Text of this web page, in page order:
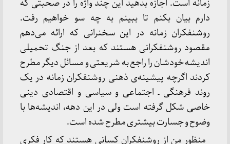
زمانه است. اجازه بدهید این چند واژه را در صحبتی که
دارم بیان بکنم تا ببینم به چه سو خواهیم رفت.
روشنفکران زمانه در این سخنرانی که ارائه می‌دهم
مقصود روشنفکرانی هستند که بعد از جنگ تحمیلی
اندیشه خودشان را راجع به شریعتی و مسائل دیگر مطرح
کردند اگرچه پیشینه‌ی ذهنی روشنفکران زمانه در یک
روند فرهنگی ـ اجتماعی و سیاسی و اقتصادی دینی
خاصی شکل گرفته است ولی در این دهه، اندیشه‌ها با
وضوح و جسارت بیشتری مطرح شده است.
منظور من از روشنفکران کسانی هستند که کار فکری